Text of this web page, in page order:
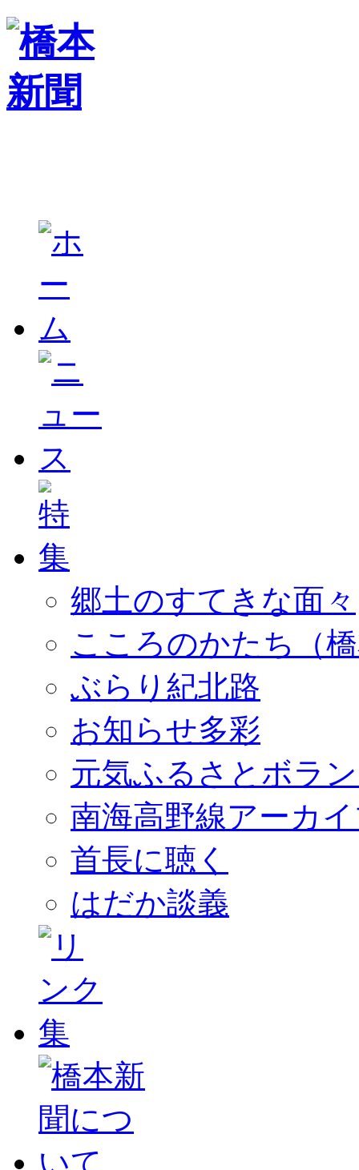
郷土のすてきな面々
こころのかたち（
ぶらり紀北路
お知らせ多彩
元気ふるさとボラ
南海高野線アーカ
首長に聴く
はだか談義